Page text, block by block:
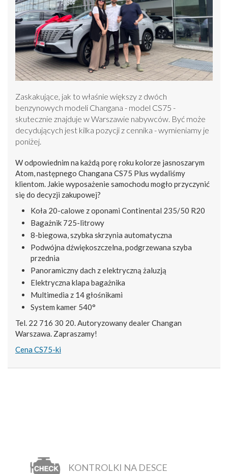
Zaskakujące, jak to właśnie większy z dwóch
benzynowych modeli Changana - model CS75 -
skutecznie znajduje w Warszawie nabywców. Być może
decydujących jest kilka pozycji z cennika - wymieniamy je
poniżej.
W odpowiednim na każdą porę roku kolorze jasnoszarym
Atom, następnego Changana CS75 Plus wydaliśmy
klientom. Jakie wyposażenie samochodu mogło przyczynić
się do decyzji zakupowej?
Koła 20-calowe z oponami Continental 235/50 R20
Bagażnik 725-litrowy
8-biegowa, szybka skrzynia automatyczna
Podwójna dźwiękoszczelna, podgrzewana szyba
przednia
Panoramiczny dach z elektryczną żaluzją
Elektryczna klapa bagażnika
Multimedia z 14 głośnikami
System kamer 540°
Tel. 22 716 30 20. Autoryzowany dealer Changan
Warszawa. Zapraszamy!
Cena CS75-ki
KONTROLKI NA DESCE